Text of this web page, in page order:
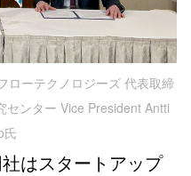
ローテクノロジーズ 代表取締
センター Vice President Antti
氏
はスタートアップ